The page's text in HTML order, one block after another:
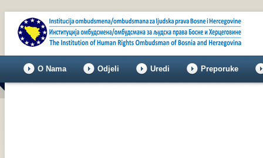
O Nama Odjeli Uredi Preporuke